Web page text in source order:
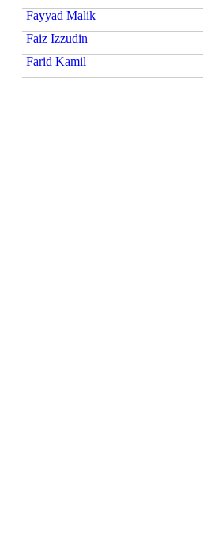
Fayyad Malik
Faiz Izzudin
Farid Kamil